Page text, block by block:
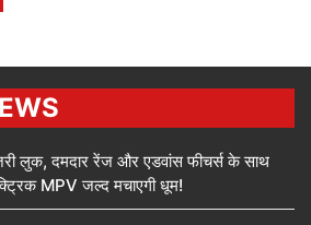
लुक, दमदार रेंज और एडवांस फीचर्स के साथ
MPV जल्द मचाएगी धूम!